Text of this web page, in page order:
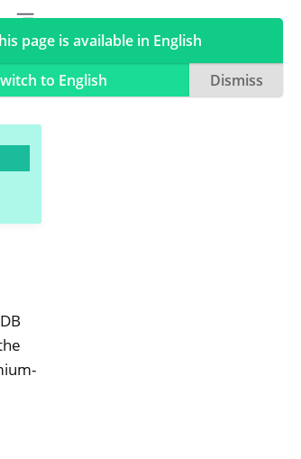
page is available in English
to English
Dismiss